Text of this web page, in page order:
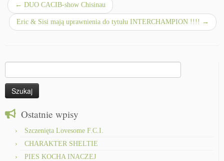
← DUO CACIB-show Chisinau
Eric & Sisi mają uprawnienia do tytułu INTERCHAMPION !!!! →
Ostatnie wpisy
Szczenięta Lovesome F.C.I.
CHARAKTER SHELTIE
PIES KOCHA INACZEJ